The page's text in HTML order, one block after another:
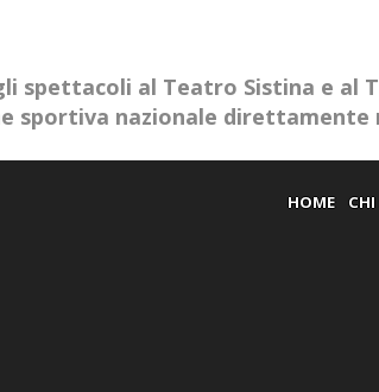
spettacoli al Teatro Sistina e al
sportiva nazionale direttamente
HOME